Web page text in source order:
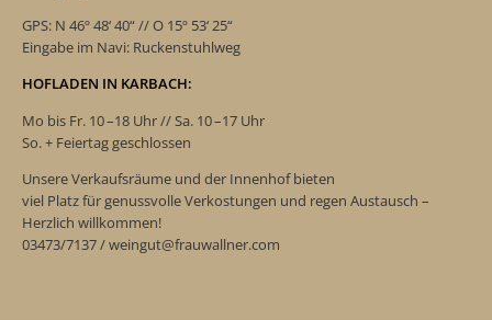
GPS: N 46º 48‘ 40“ // O 15º 53‘ 25“
Eingabe im Navi: Ruckenstuhlweg
HOFLADEN IN KARBACH:
Mo bis Fr. 10 –18 Uhr // Sa. 10 –17 Uhr
So. + Feiertag geschlossen
Unsere Verkaufsräume und der Innenhof bieten
viel Platz für genussvolle Verkostungen und regen Austausch –
Herzlich willkommen!
03473/7137 / weingut@frauwallner.com